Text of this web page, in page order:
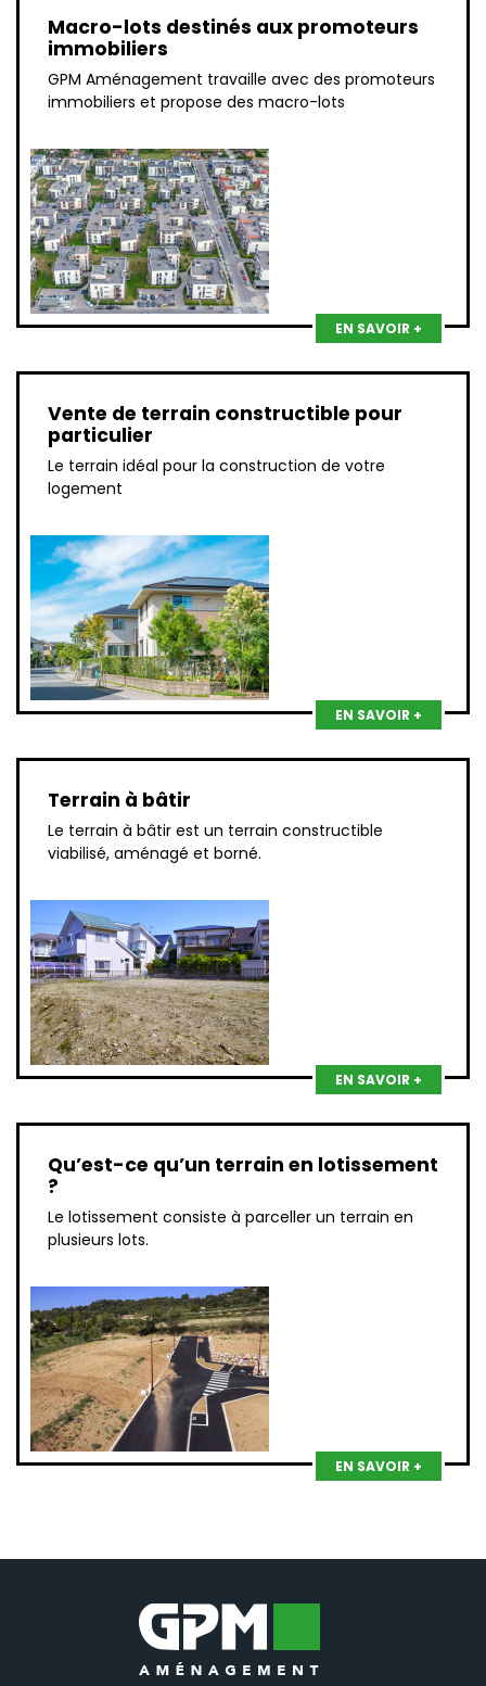
Macro-lots destinés aux promoteurs
immobiliers
GPM Aménagement travaille avec des promoteurs
immobiliers et propose des macro-lots
EN SAVOIR +
Vente de terrain constructible pour
particulier
Le terrain idéal pour la construction de votre
logement
EN SAVOIR +
Terrain à bâtir
Le terrain à bâtir est un terrain constructible
viabilisé, aménagé et borné.
EN SAVOIR +
Qu’est-ce qu’un terrain en lotissement
?
Le lotissement consiste à parceller un terrain en
plusieurs lots.
EN SAVOIR +